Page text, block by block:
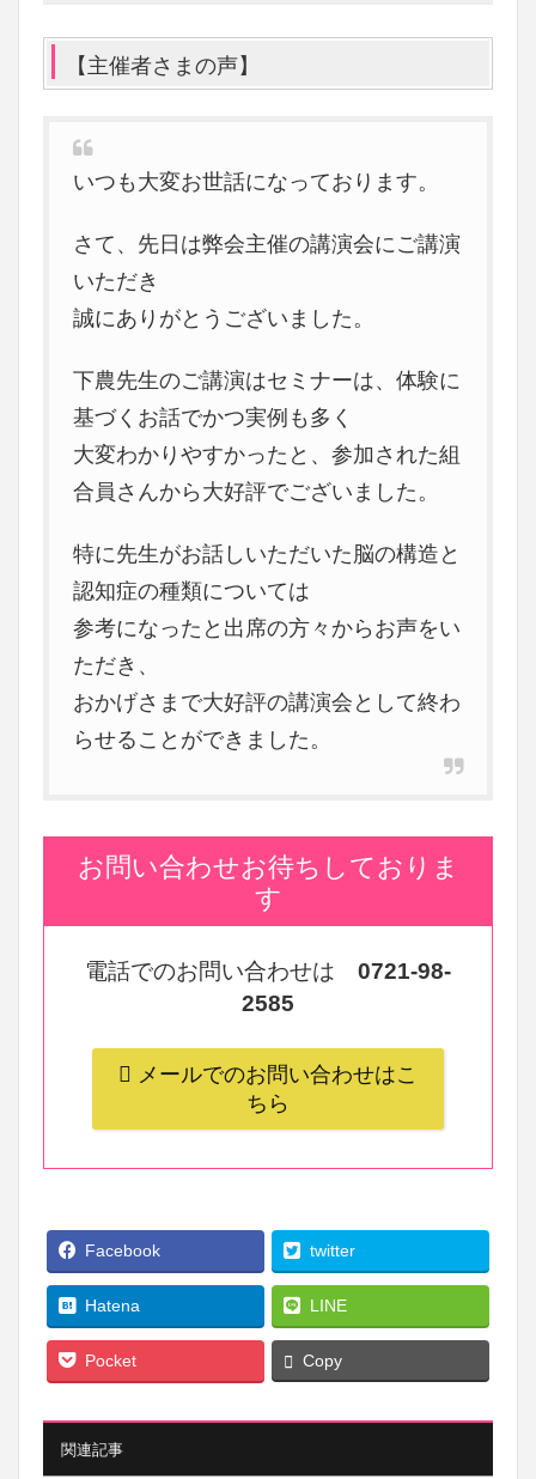
【主催者さまの声】
いつも大変お世話になっております。
さて、先日は弊会主催の講演会にご講演
いただき
誠にありがとうございました。
下農先生のご講演はセミナーは、体験に
基づくお話でかつ実例も多く
大変わかりやすかったと、参加された組
合員さんから大好評でございました。
特に先生がお話しいただいた脳の構造と
認知症の種類については
参考になったと出席の方々からお声をい
ただき、
おかげさまで大好評の講演会として終わ
らせることができました。
お問い合わせお待ちしておりま
す
電話でのお問い合わせは 0721-98-
2585
メールでのお問い合わせはこ
ちら
Facebook twitter
Hatena LINE
Pocket Copy
関連記事